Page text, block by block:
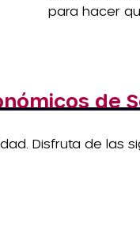
para hacer
de
Disfruta de las